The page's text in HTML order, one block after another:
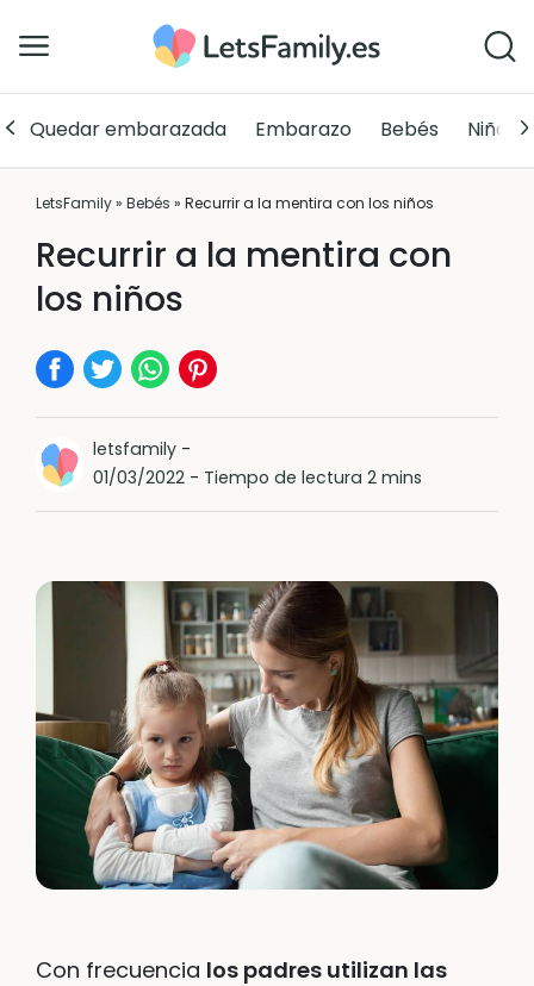
Quedar embarazada Embarazo Bebés Niños
LetsFamily» Bebés » Recurrir a la mentira con los niños
Recurrir a la mentira con
los niños
letsfamily -
01/03/2022 - Tiempo de lectura 2 mins
Con frecuencia los padres utilizan las